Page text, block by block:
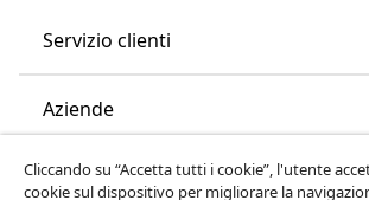
Servizio clienti
Aziende
vidaXL
Cliccando su “Accetta tutti i cookie”, l'utente
cookie sul dispositivo per migliorare la